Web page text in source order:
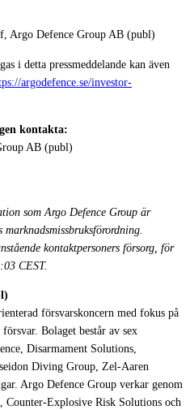
Argo Defence Group AB (publ)
i detta pressmeddelande kan även
argodefence.se/investor-
kontakta:
AB (publ)
som Argo Defence Group är
kontaktpersoners försorg, för
CEST.
försvarskoncern med fokus på
Bolaget består av sex
Disarmament Solutions,
Diving Group, Zel-Aaren
Argo Defence Group verkar genom
Counter-Explosive Risk Solutions och